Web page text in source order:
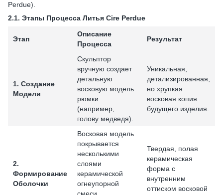
Perdue).
2.1. Этапы Процесса Литья Cire Perdue
Этап
Описание
Процесса
Результат
1. Создание
Модели
Скульптор
вручную создает
детальную
восковую модель
рюмки
(например,
голову медведя).
Уникальная,
детализированная,
но хрупкая
восковая копия
будущего изделия.
2.
Формирование
Оболочки
Восковая модель
покрывается
несколькими
слоями
керамической
огнеупорной
Твердая, полая
керамическая
форма с
внутренним
оттиском восковой